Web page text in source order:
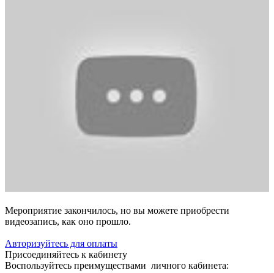
Мероприятие закончилось, но вы можете приобрести
видеозапись, как оно прошло.
Авторизуйтесь для оплаты
Присоединяйтесь к кабинету
Воспользуйтесь преимуществами личного кабинета: